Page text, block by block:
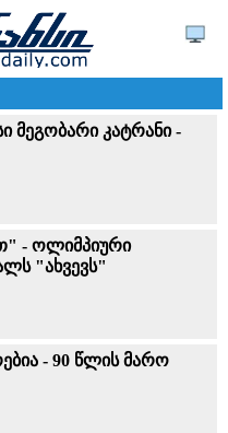
მეგობარი კატრანი -
- ოლიმპიური
"ახვევს"
- 90 წლის მარო